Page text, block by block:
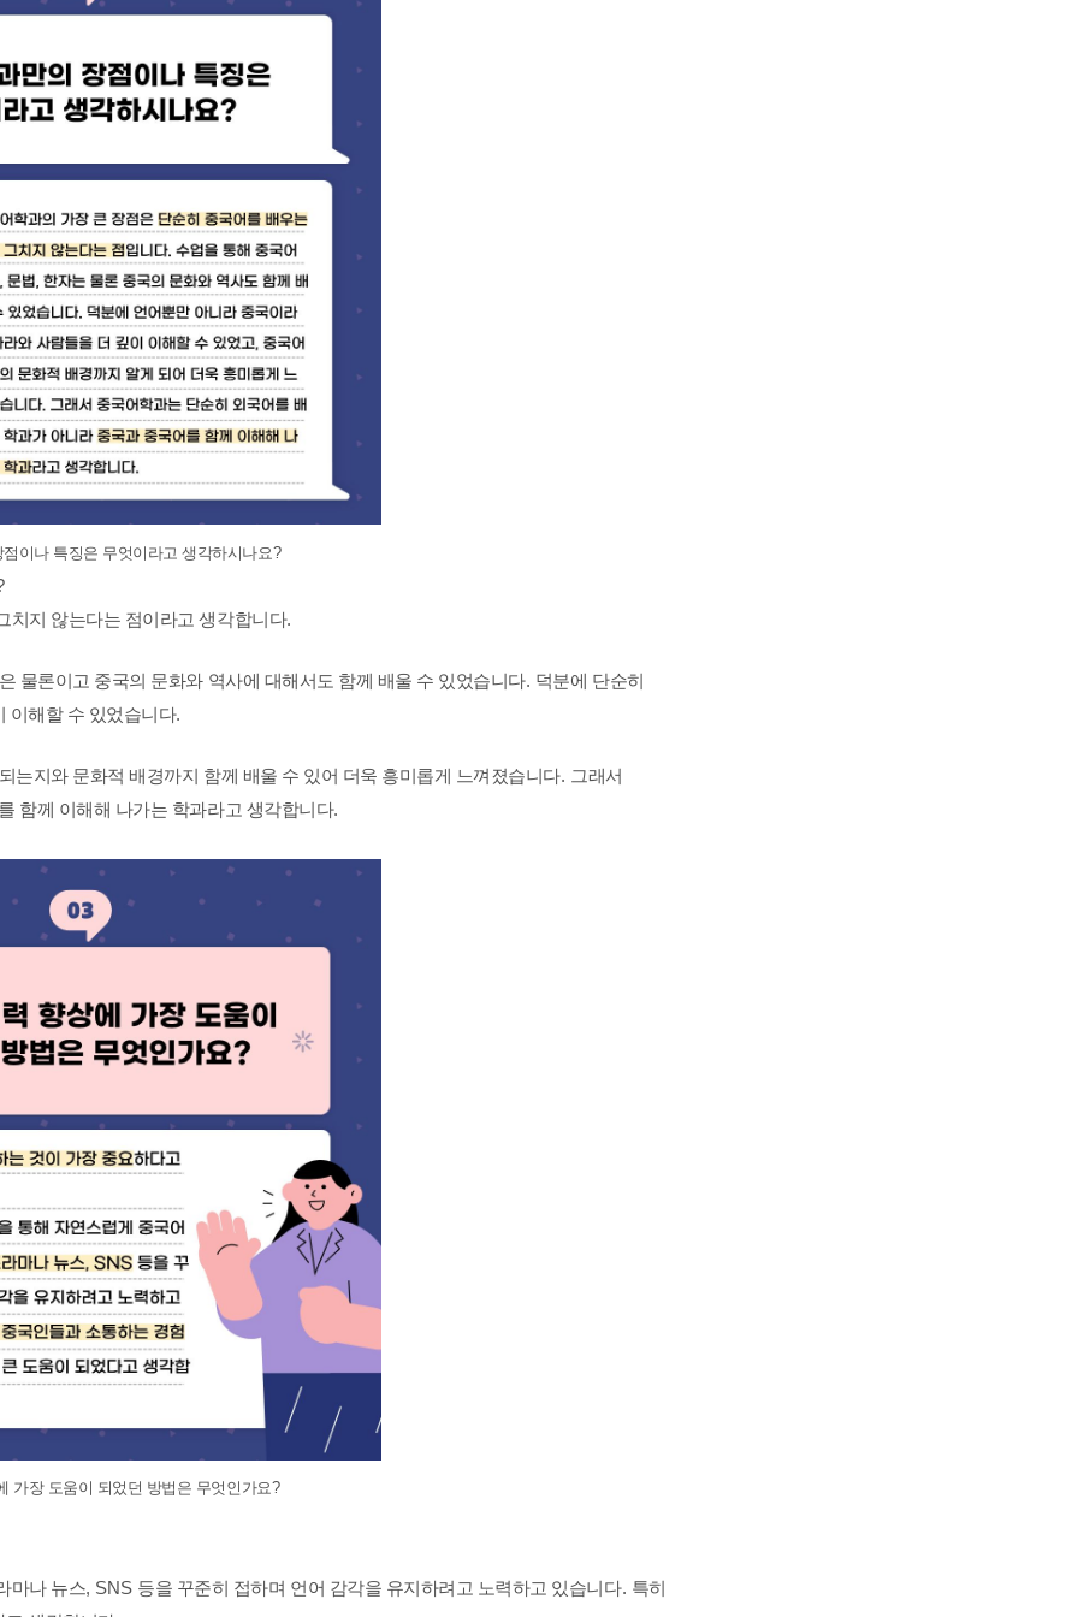
이나 특징은 무엇이라고 생각하시나요?
치지 않는다는 점이라고 생각합니다.
물론이고 중국의 문화와 역사에 대해서도 함께 배울 수 있었습니다. 덕분에 단순히
이해할 수 있었습니다.
는지와 문화적 배경까지 함께 배울 수 있어 더욱 흥미롭게 느껴졌습니다. 그래서
함께 이해해 나가는 학과라고 생각합니다.
가장 도움이 되었던 방법은 무엇인가요?
마나 뉴스, SNS 등을 꾸준히 접하며 언어 감각을 유지하려고 노력하고 있습니다. 특히